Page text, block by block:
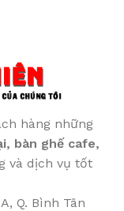
hàng những
, bàn ghế cafe,
và dịch vụ tốt
Q. Bình Tân